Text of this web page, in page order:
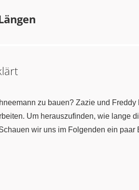
zu bauen? Zazie und
Um herauszufinden, wie lange
wir uns im Folgenden ein